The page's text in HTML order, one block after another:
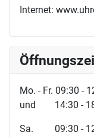
Internet:
Mo. - Fr. 09:30 -
und 14:30 -
Sa. 09:30 -